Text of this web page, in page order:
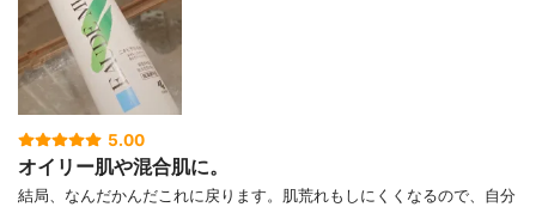
5.00
オイリー肌や混合肌に。
結局、なんだかんだこれに戻ります。肌荒れもしにくくなるので、自分